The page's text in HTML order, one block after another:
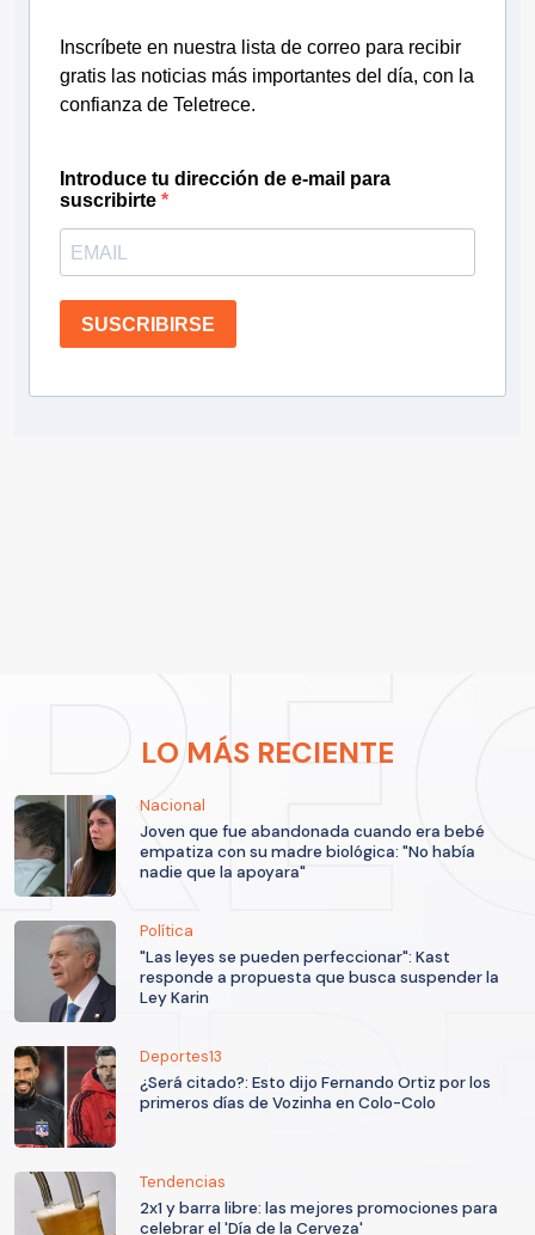
Inscríbete en nuestra lista de correo para recibir
gratis las noticias más importantes del día, con la
confianza de Teletrece.
Introduce tu dirección de e-mail para
suscribirte
SUSCRIBIRSE
LO MÁS RECIENTE
Nacional
Joven que fue abandonada cuando era bebé
empatiza con su madre biológica: "No había
nadie que la apoyara"
Política
"Las leyes se pueden perfeccionar": Kast
responde a propuesta que busca suspender la
Ley Karin
Deportes13
¿Será citado?: Esto dijo Fernando Ortiz por los
primeros días de Vozinha en Colo-Colo
Tendencias
2x1 y barra libre: las mejores promociones para
celebrar el 'Día de la Cerveza'